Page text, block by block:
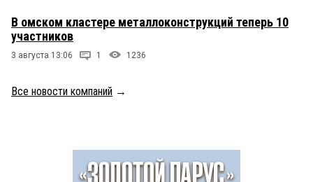
В омском кластере металлоконструкций теперь 10
участников
3 августа 13:06 1 1236
Все новости компаний →